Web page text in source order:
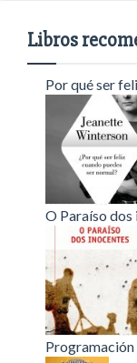
Libros
Por qué ser
O Paraíso dos